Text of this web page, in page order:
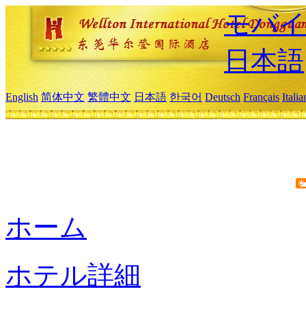
モバ
日本語
English 简体中文 繁體中文 日本語 한국어 Deutsch Français
ホーム
ホテル詳細